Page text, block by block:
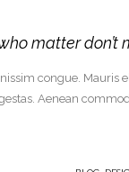
matter don’t
congue. Mauris
Aenean